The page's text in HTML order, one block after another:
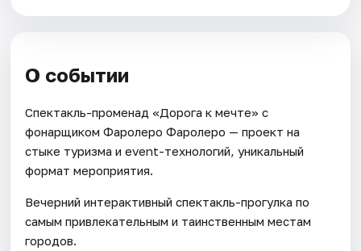
О событии
Спектакль-променад «Дорога к мечте» с
фонарщиком Фаролеро Фаролеро — проект на
стыке туризма и event-технологий, уникальный
формат мероприятия.
Вечерний интерактивный спектакль-прогулка по
самым привлекательным и таинственным местам
городов.